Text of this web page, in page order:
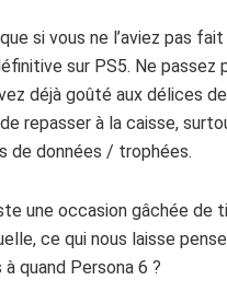
si vous ne l’aviez pas
sur PS5. Ne
déjà goûté aux délices de
repasser à la caisse,
de données / trophées.
une occasion gâchée de
ce qui nous laisse
quand Persona 6 ?